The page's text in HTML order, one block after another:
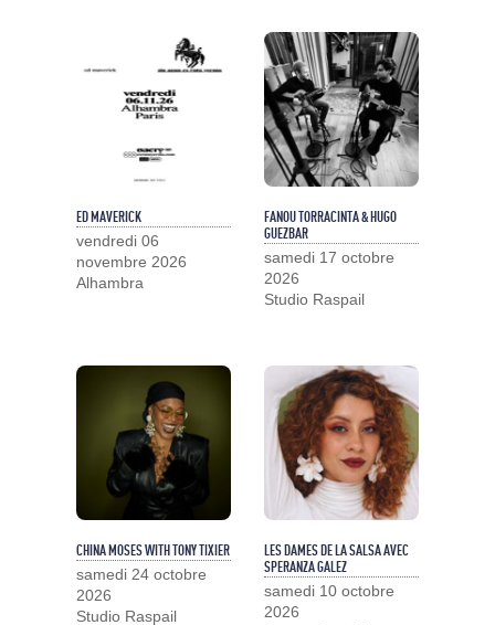
ED MAVERICK
vendredi 06
novembre 2026
Alhambra
FANOU TORRACINTA & HUGO
GUEZBAR
samedi 17 octobre
2026
Studio Raspail
CHINA MOSES WITH TONY TIXIER
samedi 24 octobre
2026
Studio Raspail
LES DAMES DE LA SALSA AVEC
SPERANZA GALEZ
samedi 10 octobre
2026